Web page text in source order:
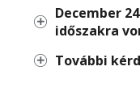
December
időszakra
További